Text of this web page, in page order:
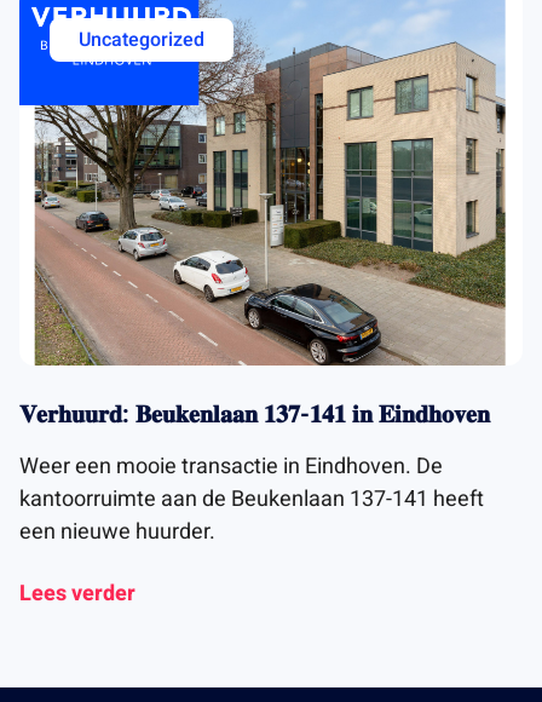
Uncategorized
𝐕𝐞𝐫𝐡𝐮𝐮𝐫𝐝: 𝐁𝐞𝐮𝐤𝐞𝐧𝐥𝐚𝐚𝐧 𝟏𝟑𝟕-𝟏𝟒𝟏 𝐢𝐧 𝐄𝐢𝐧𝐝𝐡𝐨𝐯𝐞𝐧
Weer een mooie transactie in Eindhoven. De
kantoorruimte aan de Beukenlaan 137-141 heeft
een nieuwe huurder.
Lees verder